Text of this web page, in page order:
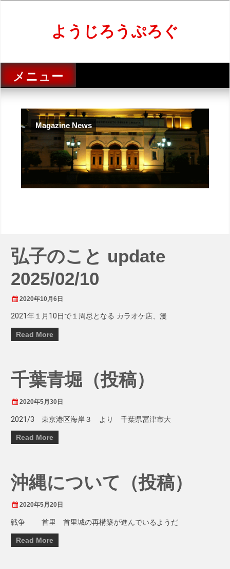
ス
ッ
ようじろうぷろぐ
メニュー
Magazine News
弘子のこと update
2025/02/10
2020年10月6日
2021年１月10日で１周忌となる カラオケ店、漫
Read More
千葉青堀（投稿）
2020年5月30日
2021/3 東京港区海岸３ より 千葉県冨津市大
Read More
沖縄について（投稿）
2020年5月20日
戦争 首里 首里城の再構築が進んでいるようだ
Read More